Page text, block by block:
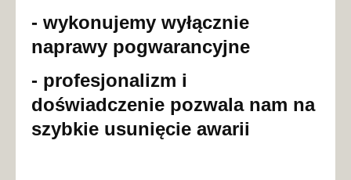
- wykonujemy wyłącznie
naprawy pogwarancyjne
- profesjonalizm i
doświadczenie pozwala nam na
szybkie usunięcie awarii